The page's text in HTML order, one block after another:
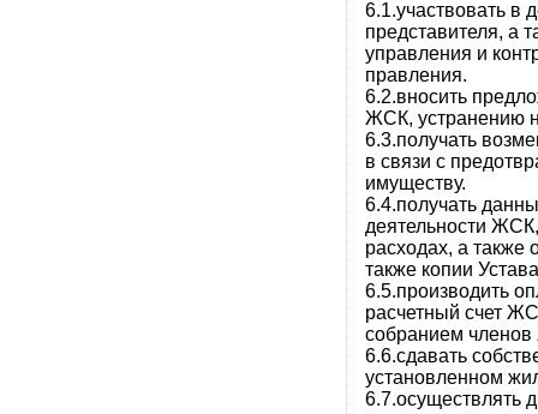
6.1.участвовать в
представителя, а
управления и
правления.
6.2.вносить
ЖСК, устранению
6.3.получать
в связи с
имуществу.
6.4.получать
деятельности
расходах, а также
также копии
6.5.производить
расчетный счет
собранием членов
6.6.сдавать
установленном
6.7.осуществлять